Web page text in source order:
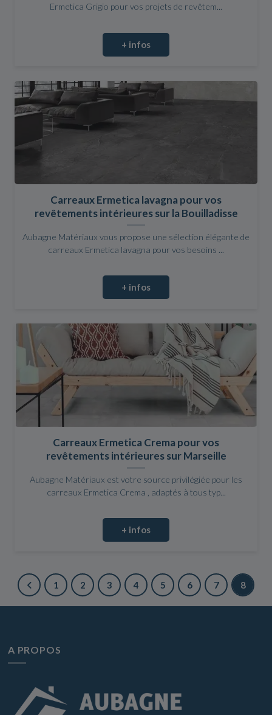
Ermetica Grigio pour vos projets de revêtem...
+ infos
Carreaux Ermetica lavagna pour vos
revêtements intérieures sur la Bouilladisse
Aubagne Matériaux vous propose une sélection élégante de
carreaux Ermetica lavagna pour vos besoins ...
+ infos
Carreaux Ermetica Crema pour vos
revêtements intérieures sur Marseille
Aubagne Matériaux est votre source privilégiée pour les
carreaux Ermetica Crema , adaptés à tous typ...
+ infos
1 2 3 4 5 6 7 8
A PROPOS